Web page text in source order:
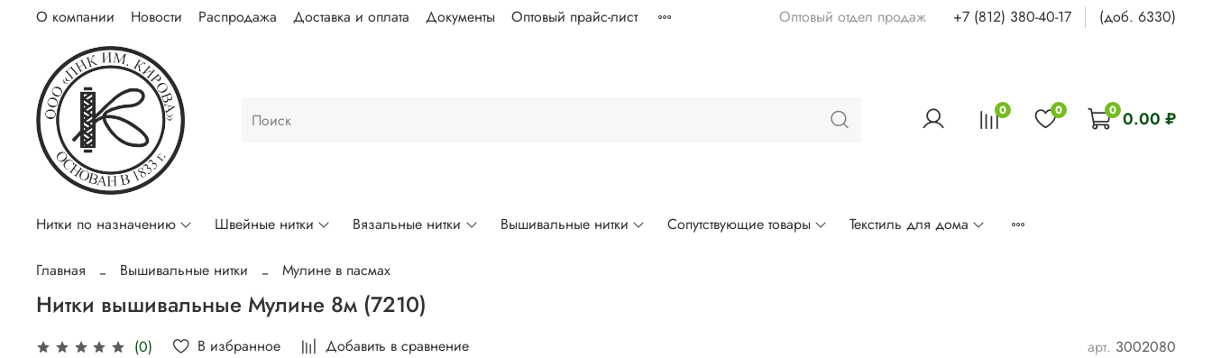
О компании Новости Распродажа Доставка и оплата Документы Оптовый прайс-лист Оптовый отдел продаж +7 (812) 380-40-17 (доб. 6330)
0 0 0 0.00 ₽
Нитки по назначению Швейные нитки Вязальные нитки Вышивальные нитки Сопутствующие товары Текстиль для дома
Главная Вышивальные нитки Мулине в пасмах
Нитки вышивальные Мулине 8м (7210)
(0) В избранное Добавить в сравнение арт. 3002080